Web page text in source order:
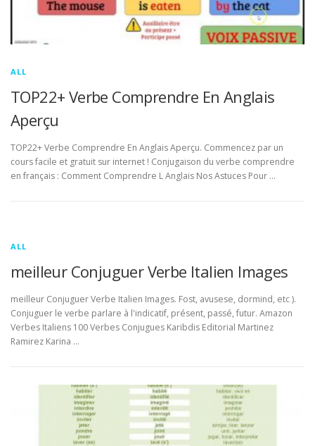
ALL
TOP22+ Verbe Comprendre En Anglais
Aperçu
TOP22+ Verbe Comprendre En Anglais Aperçu. Commencez par un
cours facile et gratuit sur internet ! Conjugaison du verbe comprendre
en français : Comment Comprendre L Anglais Nos Astuces Pour …
ALL
meilleur Conjuguer Verbe Italien Images
meilleur Conjuguer Verbe Italien Images. Fost, avusese, dormind, etc ).
Conjuguer le verbe parlare à l'indicatif, présent, passé, futur. Amazon
Verbes Italiens 100 Verbes Conjugues Karibdis Editorial Martinez
Ramirez Karina …